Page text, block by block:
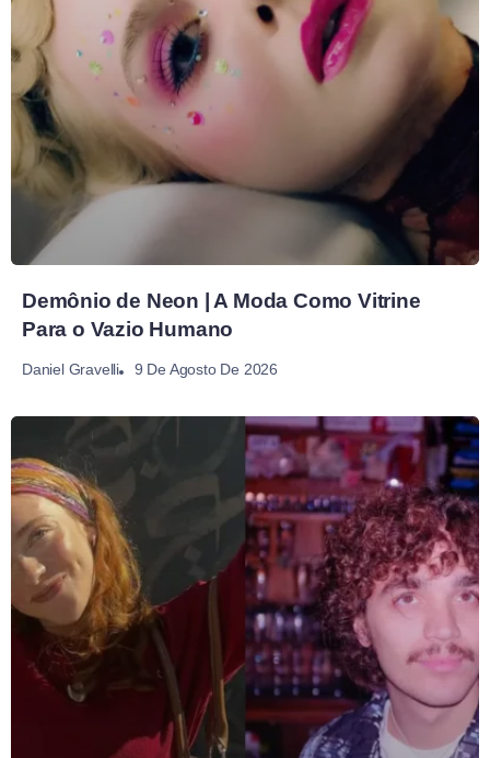
Demônio de Neon | A Moda Como Vitrine
Para o Vazio Humano
Daniel Gravelli 9 De Agosto De 2026